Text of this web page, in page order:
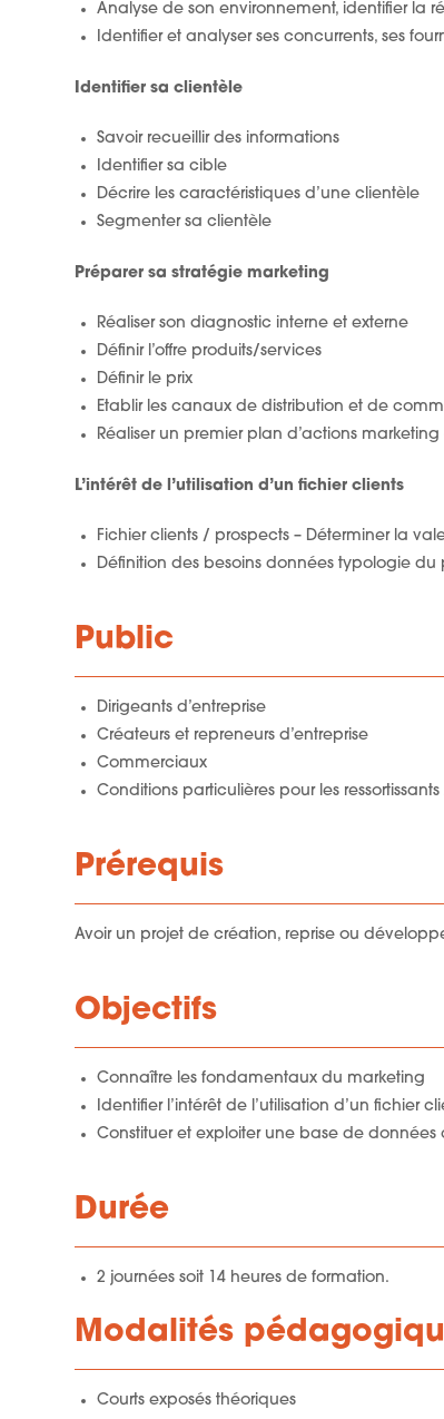
Analyse de son environnement, identifier la
Identifier et analyser ses concurrents, ses
Identifier sa clientèle
Savoir recueillir des informations
Identifier sa cible
Décrire les caractéristiques d’une clientèle
Segmenter sa clientèle
Préparer sa stratégie marketing
Réaliser son diagnostic interne et externe
Définir l’offre produits/services
Définir le prix
Etablir les canaux de distribution et de
Réaliser un premier plan d’actions
L’intérêt de l’utilisation d’un fichier clients
Fichier clients / prospects – Déterminer la
Définition des besoins données typologie du
Public
Dirigeants d’entreprise
Créateurs et repreneurs d’entreprise
Commerciaux
Conditions particulières pour les
Prérequis
Avoir un projet de création, reprise ou
Objectifs
Connaître les fondamentaux du marketing
Identifier l’intérêt de l’utilisation d’un fichier
Constituer et exploiter une base de données
Durée
2 journées soit 14 heures de formation.
Modalités
Courts exposés théoriques